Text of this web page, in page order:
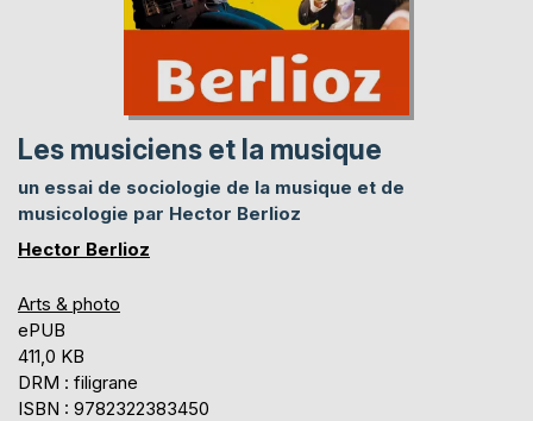
Les musiciens et la musique
un essai de sociologie de la musique et de
musicologie par Hector Berlioz
Hector Berlioz
Arts & photo
ePUB
411,0 KB
DRM : filigrane
ISBN : 9782322383450